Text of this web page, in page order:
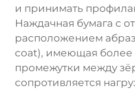
и принимать
Наждачная бумага с
расположением
coat), имеющая
промежутки между
сопротивляется